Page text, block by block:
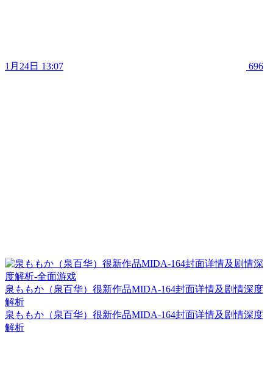
1月24日 13:07 696
泉ももか（泉百华）很新作品MIDA-164封面详情及剧情深度
解析
泉ももか（泉百华）很新作品MIDA-164封面详情及剧情深度
解析